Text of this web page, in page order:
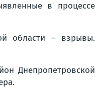
в процессе
области – взрывы.
Днепропетровской